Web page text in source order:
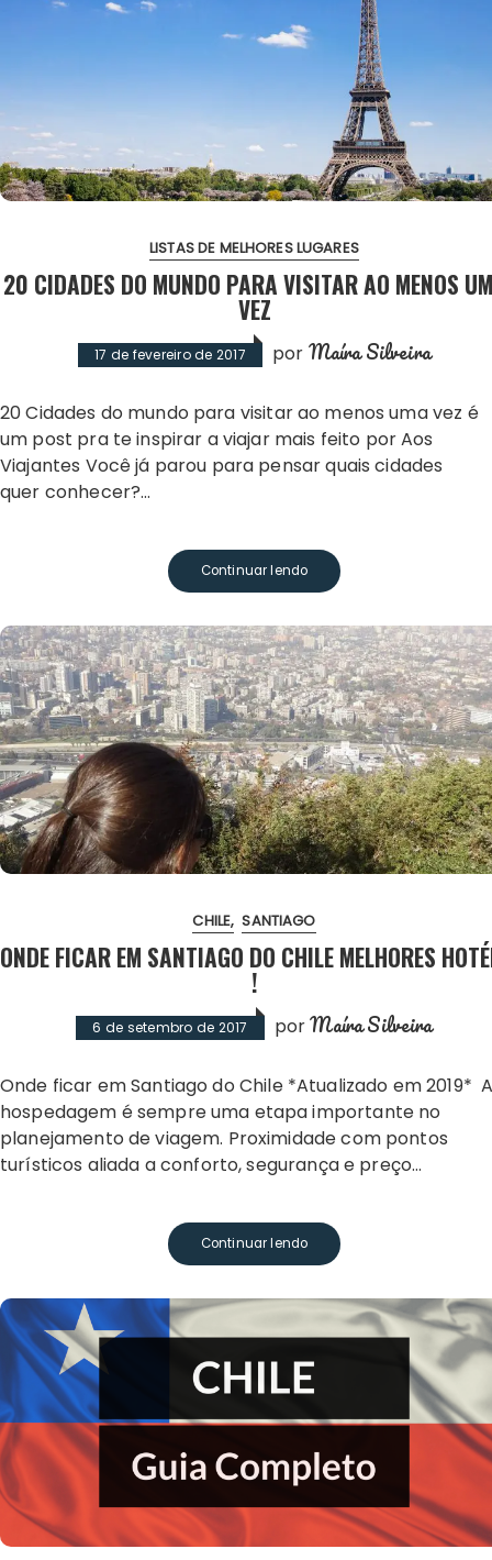
LISTAS DE MELHORES LUGARES
20 CIDADES DO MUNDO PARA VISITAR AO MENOS
VEZ
17 de fevereiro de 2017 por Maíra Silveira
20 Cidades do mundo para visitar ao menos uma vez é
um post pra te inspirar a viajar mais feito por Aos
Viajantes Você já parou para pensar quais cidades
quer conhecer?…
Continuar lendo
CHILE SANTIAGO
ONDE FICAR EM SANTIAGO DO CHILE MELHORES
!
6 de setembro de 2017 porMaíra Silveira
Onde ficar em Santiago do Chile *Atualizado em 2019* A
hospedagem é sempre uma etapa importante no
planejamento de viagem. Proximidade com pontos
turísticos aliada a conforto, segurança e preço…
Continuar lendo